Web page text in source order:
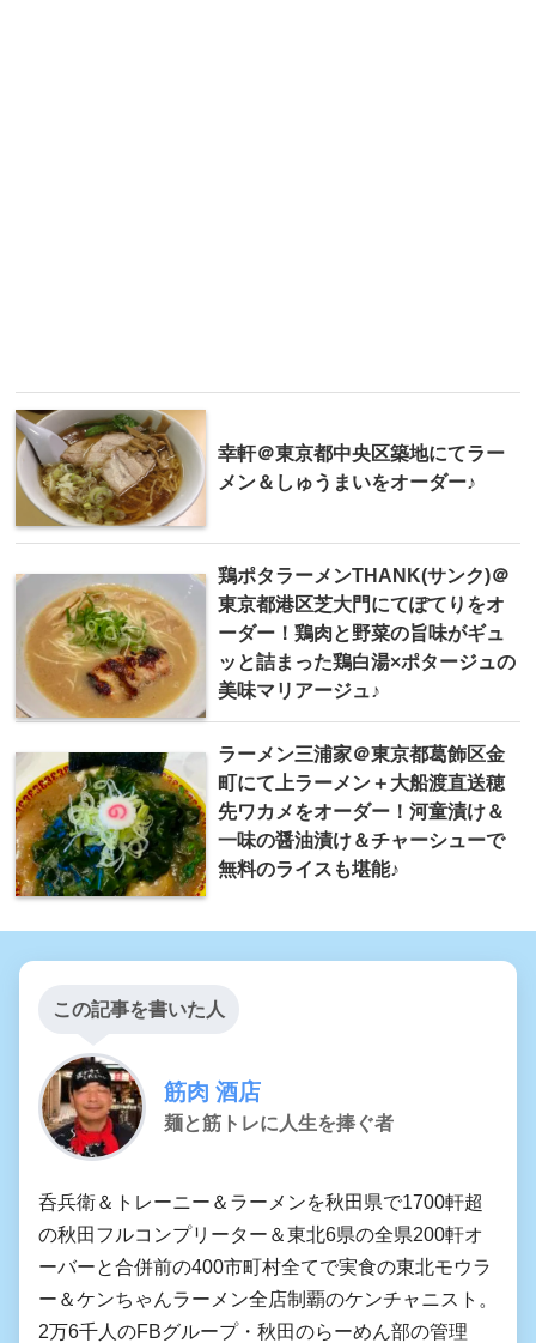
幸軒＠東京都中央区築地にてラー
メン＆しゅうまいをオーダー♪
鶏ポタラーメンTHANK(サンク)＠
東京都港区芝大門にてぽてりをオ
ーダー！鶏肉と野菜の旨味がギュ
ッと詰まった鶏白湯×ポタージュの
美味マリアージュ♪
ラーメン三浦家＠東京都葛飾区金
町にて上ラーメン＋大船渡直送穂
先ワカメをオーダー！河童漬け＆
一味の醤油漬け＆チャーシューで
無料のライスも堪能♪
この記事を書いた人
筋肉 酒店
麺と筋トレに人生を捧ぐ者
呑兵衛＆トレーニー＆ラーメンを秋田県で1700軒超
の秋田フルコンプリーター＆東北6県の全県200軒オ
ーバーと合併前の400市町村全てで実食の東北モウラ
ー＆ケンちゃんラーメン全店制覇のケンチャニスト。
2万6千人のFBグループ・秋田のらーめん部の管理